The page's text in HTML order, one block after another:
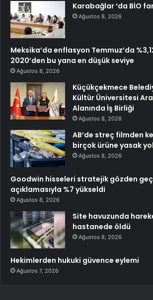
Karabağlar ‘da BİO
Ağustos 8, 2026
Meksika’da enflasyon Temmuz’da
2020’den bu yana en düşük seviye
Ağustos 8, 2026
Küçükçekmece
Kültür Üniversitesi
Alanında İş Birliği
Ağustos 8, 2026
AB’de streç filmden
birçok ürüne yasak
Ağustos 8, 2026
Goodwin hisseleri stratejik gözden
açıklamasıyla %7 yükseldi
Ağustos 8, 2026
Site havuzunda
hastanede öldü
Ağustos 8, 2026
Hekimlerden hukuki güvence eylemi
Ağustos 7, 2026